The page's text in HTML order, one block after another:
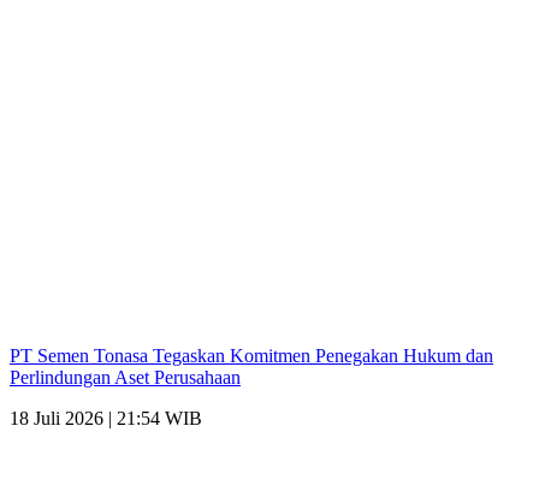
PT Semen Tonasa Tegaskan Komitmen Penegakan Hukum dan
Perlindungan Aset Perusahaan
18 Juli 2026 | 21:54 WIB